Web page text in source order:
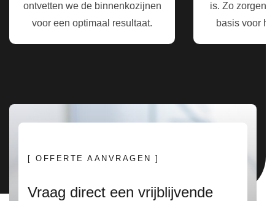
ontvetten we de binnenkozijnen
voor een optimaal resultaat.
is. Zo zorgen
basis voor
[ OFFERTE AANVRAGEN ]
Vraag direct een vrijblijvende